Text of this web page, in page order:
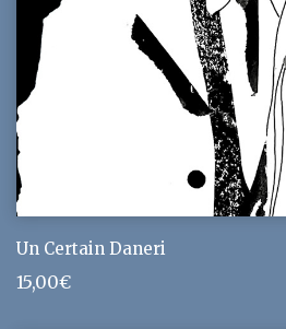
Un Certain Daneri
15,00€